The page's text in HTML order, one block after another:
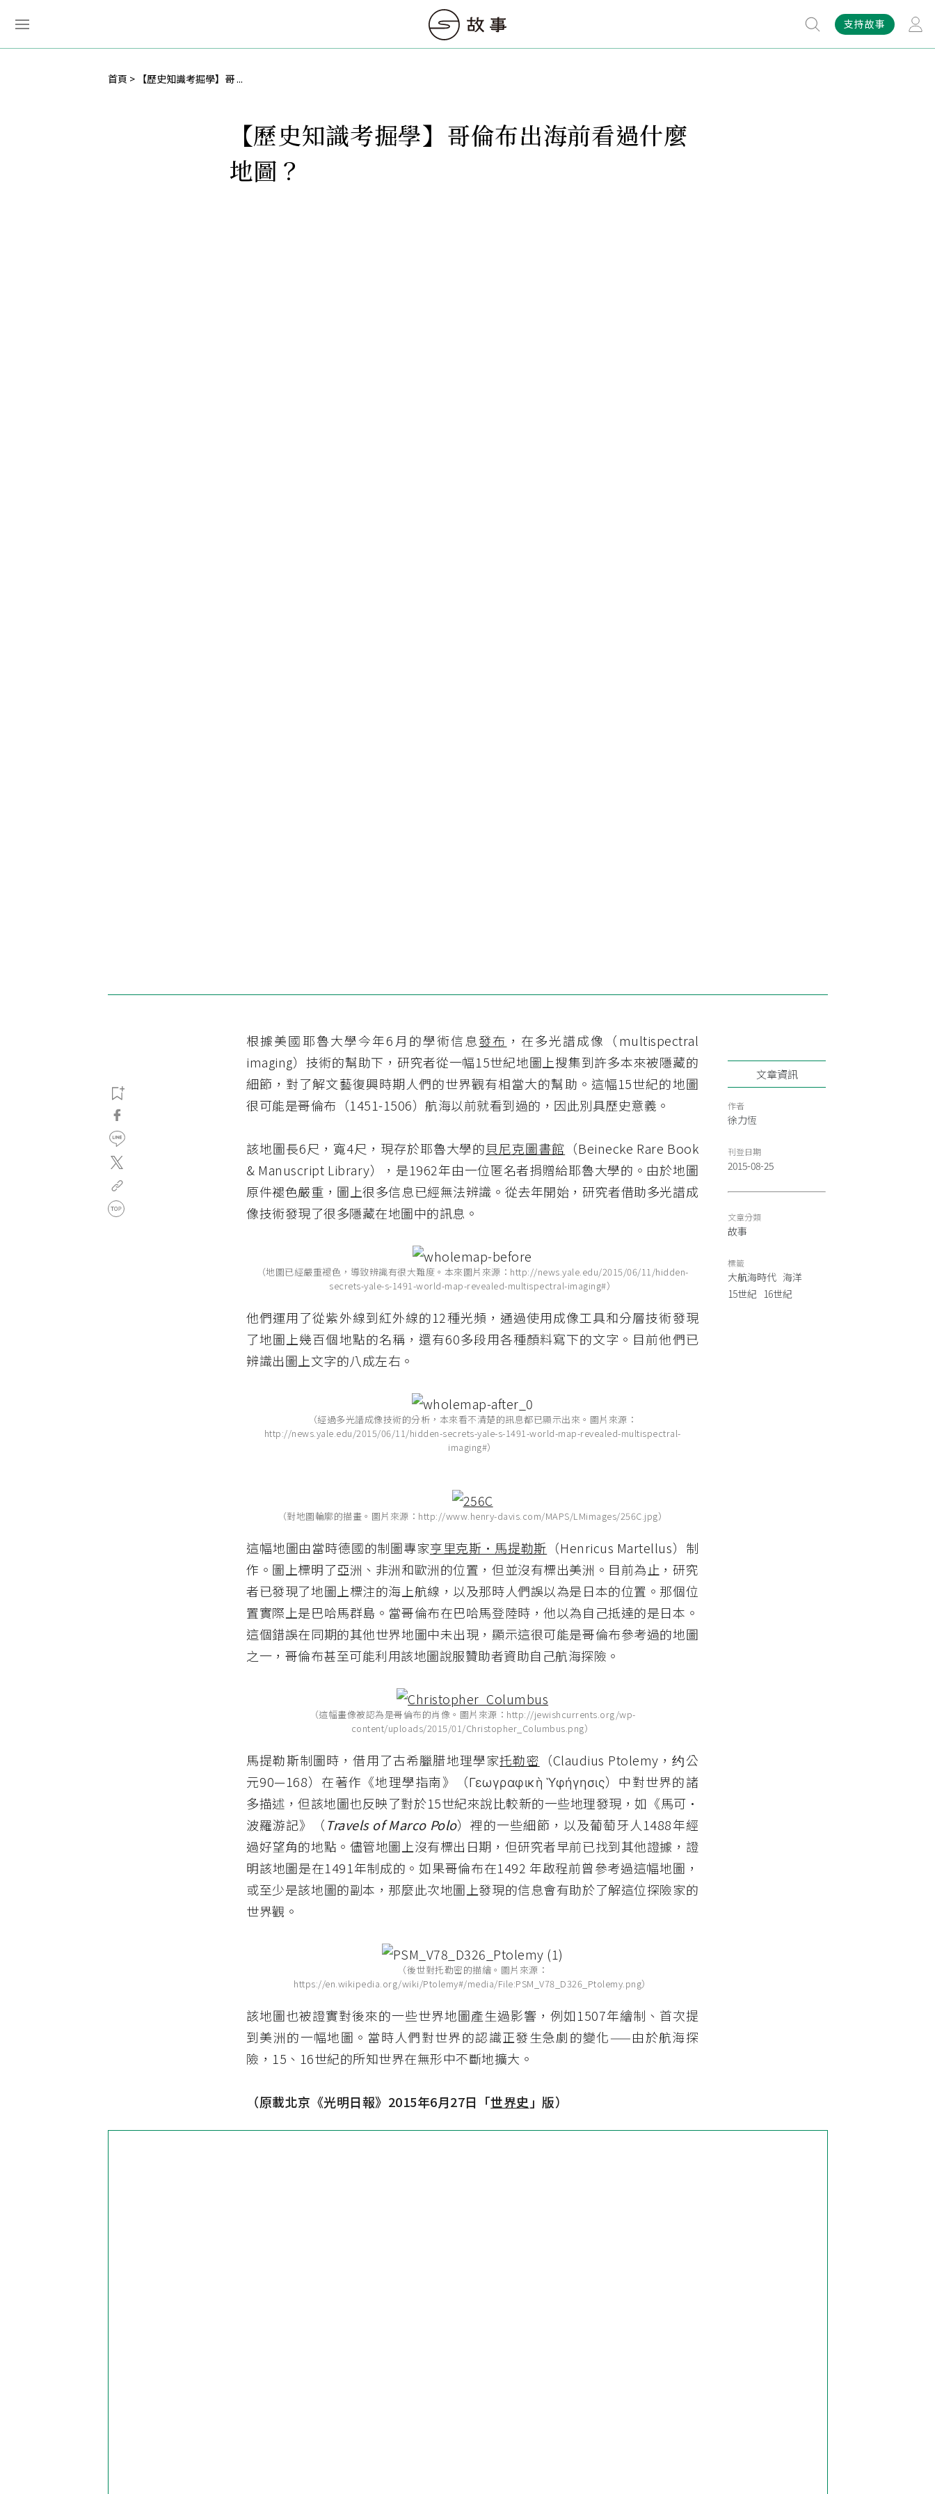
支持故事
首頁 【歷史知識考掘學】哥 ...
【歷史知識考掘學】哥倫布出海前看過什麼
地圖？
根據美國耶魯大學今年6月的學術信息發布 ，在多光譜成像（multispectral
imaging）技術的幫助下，研究者從一幅15世紀地圖上搜集到許多本來被隱藏的
細節，對了解文藝復興時期人們的世界觀有相當大的幫助。這幅15世紀的地圖
很可能是哥倫布（1451-1506）航海以前就看到過的，因此別具歷史意義。
該地圖長6尺，寬4尺，現存於耶魯大學的貝尼克圖書館 （Beinecke Rare Book
& Manuscript Library），是1962年由一位匿名者捐贈給耶魯大學的。由於地圖
原件褪色嚴重，圖上很多信息已經無法辨識。從去年開始，研究者借助多光譜成
像技術發現了很多隱藏在地圖中的訊息。
（地圖已經嚴重褪色，導致辨識有很大難度。本來圖片來源：http://news.yale.edu/2015/06/11/hidden-
secrets-yale-s-1491-world-map-revealed-multispectral-imaging#）
他們運用了從紫外線到紅外線的12種光頻，通過使用成像工具和分層技術發現
了地圖上幾百個地點的名稱，還有60多段用各種顏料寫下的文字。目前他們已
辨識出圖上文字的八成左右。
（經過多光譜成像技術的分析，本來看不清楚的訊息都已顯示出來。圖片來源：
http://news.yale.edu/2015/06/11/hidden-secrets-yale-s-1491-world-map-revealed-multispectral-
imaging#）
（對地圖輪廓的描畫。圖片來源：http://www.henry-davis.com/MAPS/LMimages/256C.jpg）
這幅地圖由當時德國的制圖專家亨里克斯•馬提勒斯 （Henricus Martellus）制
作。圖上標明了亞洲、非洲和歐洲的位置，但並沒有標出美洲。目前為止，研究
者已發現了地圖上標注的海上航線，以及那時人們誤以為是日本的位置。那個位
置實際上是巴哈馬群島。當哥倫布在巴哈馬登陸時，他以為自己抵達的是日本。
這個錯誤在同期的其他世界地圖中未出現，顯示這很可能是哥倫布參考過的地圖
之一，哥倫布甚至可能利用該地圖說服贊助者資助自己航海探險。
（這幅畫像被認為是哥倫布的肖像。圖片來源：http://jewishcurrents.org/wp-
content/uploads/2015/01/Christopher_Columbus.png）
馬提勒斯制圖時，借用了古希臘腊地理學家托勒密 （Claudius Ptolemy，约公
元90—168）在著作《地理學指南》（Γεωγραφικὴ Ὑφήγησις）中對世界的諸
多描述，但該地圖也反映了對於15世紀來說比較新的一些地理發現，如《馬可•
波羅游記》（Travels of Marco Polo）裡的一些細節，以及葡萄牙人1488年經
過好望角的地點。儘管地圖上沒有標出日期，但研究者早前已找到其他證據，證
明該地圖是在1491年制成的。如果哥倫布在1492 年啟程前曾參考過這幅地圖，
或至少是該地圖的副本，那麼此次地圖上發現的信息會有助於了解這位探險家的
世界觀。
（後世對托勒密的描繪。圖片來源：
https://en.wikipedia.org/wiki/Ptolemy#/media/File:PSM_V78_D326_Ptolemy.png）
該地圖也被證實對後來的一些世界地圖產生過影響，例如1507年繪制、首次提
到美洲的一幅地圖。當時人們對世界的認識正發生急劇的變化——由於航海探
險，15、16世紀的所知世界在無形中不斷地擴大。
（原載北京《光明日報》 2015年6月27日「世界史 」版）
文章資訊
作者
徐力恆
刊登日期
2015-08-25
文章分類
故事
標籤
大航海時代 海洋
15世紀 16世紀